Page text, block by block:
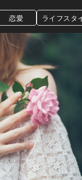
恋愛 ライフスタ